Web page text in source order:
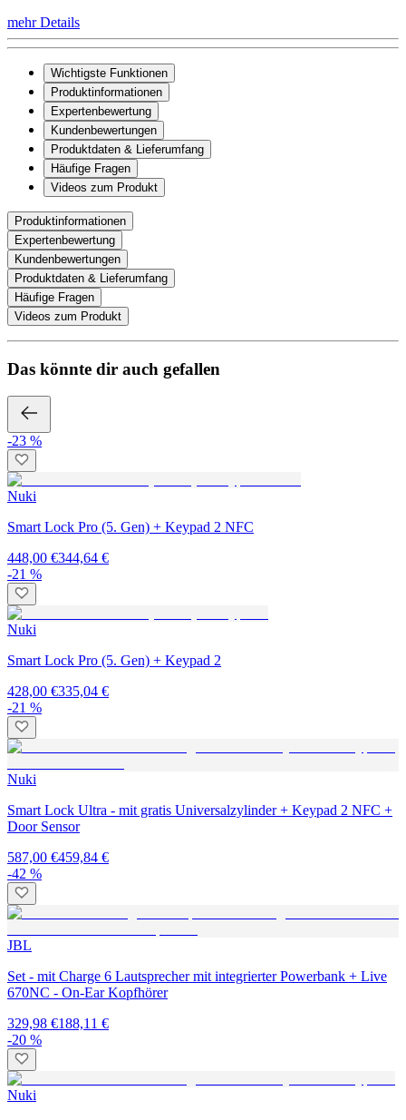
mehr Details
Wichtigste Funktionen
Produktinformationen
Expertenbewertung
Kundenbewertungen
Produktdaten & Lieferumfang
Häufige Fragen
Videos zum Produkt
Produktinformationen
Expertenbewertung
Kundenbewertungen
Produktdaten & Lieferumfang
Häufige Fragen
Videos zum Produkt
Das könnte dir auch gefallen
-23 %
Nuki
Smart Lock Pro (5. Gen) + Keypad 2 NFC
448,00 €344,64 €
-21 %
Nuki
Smart Lock Pro (5. Gen) + Keypad 2
428,00 €335,04 €
-21 %
Nuki
Smart Lock Ultra - mit gratis Universalzylinder + Keypad 2 NFC +
Door Sensor
587,00 €459,84 €
-42 %
JBL
Set - mit Charge 6 Lautsprecher mit integrierter Powerbank + Live
670NC - On-Ear Kopfhörer
329,98 €188,11 €
-20 %
Nuki